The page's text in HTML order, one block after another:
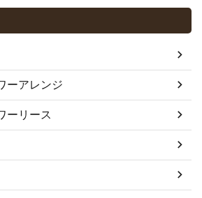
ーアレンジ
ーリース